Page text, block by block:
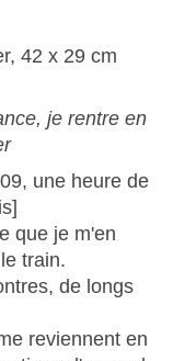
42 x 29 cm
je rentre en
une heure de
que je m'en
train.
de longs
reviennent en